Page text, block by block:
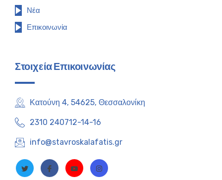
Νέα
Επικοινωνία
Στοιχεία Επικοινωνίας
Κατούνη 4, 54625, Θεσσαλονίκη
2310 240712-14-16
info@stavroskalafatis.gr